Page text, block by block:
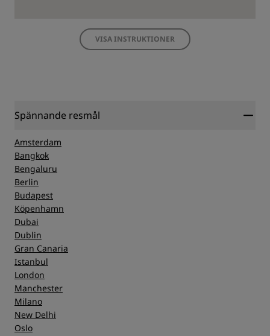
VISA INSTRUKTIONER
Spännande resmål
Amsterdam
Bangkok
Bengaluru
Berlin
Budapest
Köpenhamn
Dubai
Dublin
Gran Canaria
Istanbul
London
Manchester
Milano
New Delhi
Oslo